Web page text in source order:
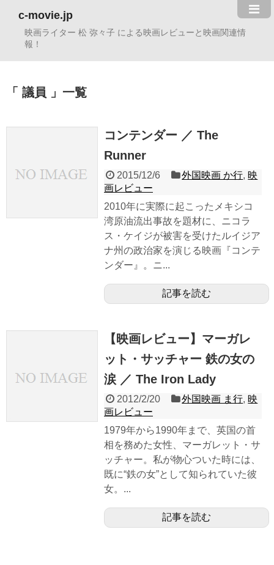
c-movie.jp
映画ライター 松 弥々子 による映画レビューと映画関連情
報！
議員 一覧
コンテンダー ／ The
Runner
2015/12/6 外国映画 か行, 映
画レビュー
2010年に実際に起こったメキシコ
湾原油流出事故を題材に、ニコラ
ス・ケイジが被害を受けたルイジア
ナ州の政治家を演じる映画『コンテ
ンダー』。ニ...
記事を読む
【映画レビュー】マーガレ
ット・サッチャー 鉄の女の
涙 ／ The Iron Lady
2012/2/20 外国映画 ま行, 映
画レビュー
1979年から1990年まで、英国の首
相を務めた女性、マーガレット・サ
ッチャー。私が物心ついた時には、
既に“鉄の女”として知られていた彼
女。...
記事を読む